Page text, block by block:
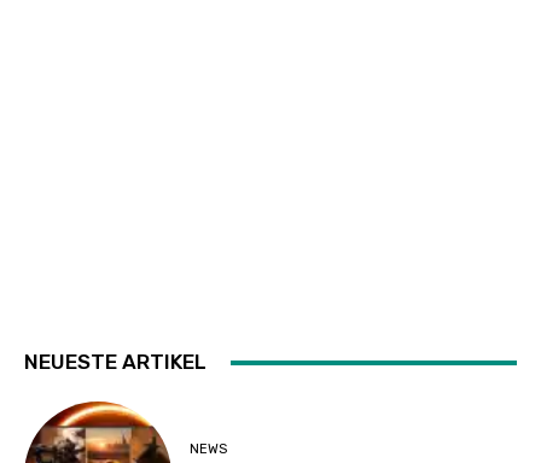
NEUESTE ARTIKEL
NEWS